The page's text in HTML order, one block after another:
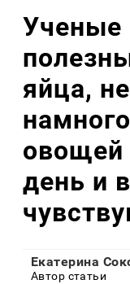
Ученые
яйца,
день и
Екатерина
Автор статьи